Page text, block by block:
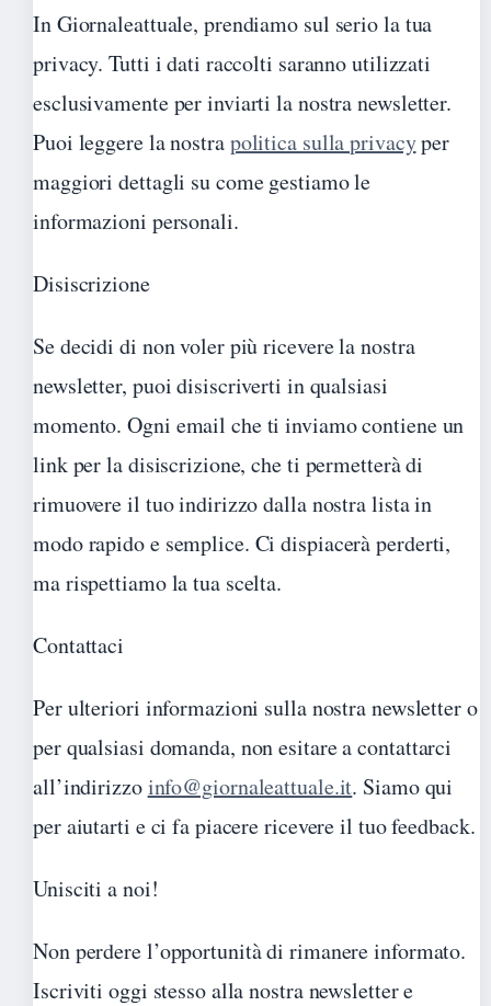
In Giornaleattuale, prendiamo sul serio la tua
privacy. Tutti i dati raccolti saranno utilizzati
esclusivamente per inviarti la nostra newsletter.
Puoi leggere la nostrapolitica sulla privacyper
maggiori dettagli su come gestiamo le
informazioni personali.
Disiscrizione
Se decidi di non voler più ricevere la nostra
newsletter, puoi disiscriverti in qualsiasi
momento. Ogni email che ti inviamo contiene un
link per la disiscrizione, che ti permetterà di
rimuovere il tuo indirizzo dalla nostra lista in
modo rapido e semplice. Ci dispiacerà perderti,
ma rispettiamo la tua scelta.
Contattaci
Per ulteriori informazioni sulla nostra newsletter o
per qualsiasi domanda, non esitare a contattarci
all’indirizzoinfo@giornaleattuale.it. Siamo qui
per aiutarti e ci fa piacere ricevere il tuo feedback.
Unisciti a noi!
Non perdere l’opportunità di rimanere informato.
Iscriviti oggi stesso alla nostra newsletter e